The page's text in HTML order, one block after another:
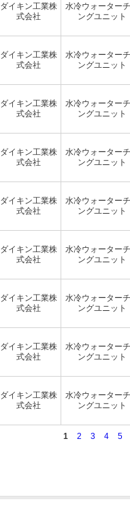
ダイキン工業株
式会社
水冷ウォーター
ングユニット
ダイキン工業株
式会社
水冷ウォーター
ングユニット
ダイキン工業株
式会社
水冷ウォーター
ングユニット
ダイキン工業株
式会社
水冷ウォーター
ングユニット
ダイキン工業株
式会社
水冷ウォーター
ングユニット
ダイキン工業株
式会社
水冷ウォーター
ングユニット
ダイキン工業株
式会社
水冷ウォーター
ングユニット
ダイキン工業株
式会社
水冷ウォーター
ングユニット
ダイキン工業株
式会社
水冷ウォーター
ングユニット
1 2 3 4 5